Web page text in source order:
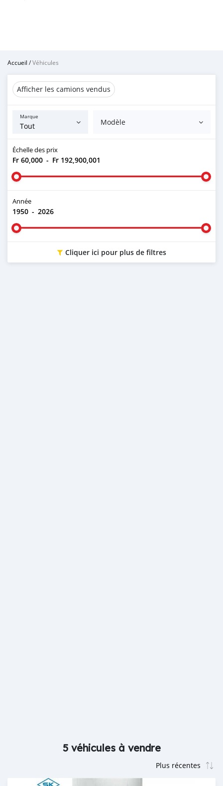
Accueil /Véhicules
Afficher les camions vendus
Marque
Modèle
Échelle des prix
Fr 60,000 - Fr 192,900,001
Année
1950 - 2026
Cliquer ici pour plus de filtres
5 véhicules à vendre